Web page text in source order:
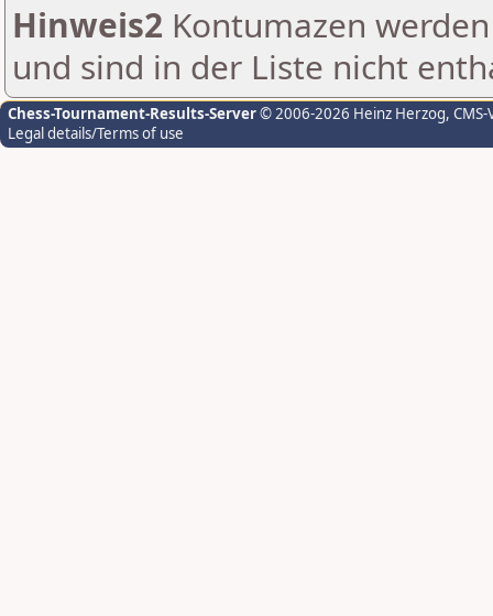
Hinweis2 Kontumazen
und sind in der Liste nicht
Chess-Tournament-Results-Server© 2006-2026 Heinz Herzog,
Legal details/Terms of use